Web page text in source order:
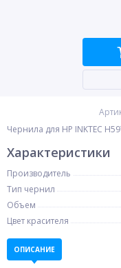
Чернила для HP INKTEC
Характеристики
Производитель
Тип чернил
Объем
Цвет красителя
ОПИСАНИЕ